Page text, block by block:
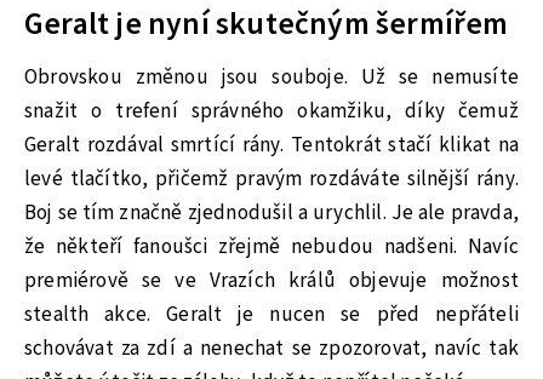
Geralt je nyní skutečným šermířem
Obrovskou změnou jsou souboje. Už se nemusíte
snažit o trefení správného okamžiku, díky čemuž
Geralt rozdával smrtící rány. Tentokrát stačí klikat na
levé tlačítko, přičemž pravým rozdáváte silnější rány.
Boj se tím značně zjednodušil a urychlil. Je ale pravda,
že někteří fanoušci zřejmě nebudou nadšeni. Navíc
premiérově se ve Vrazích králů objevuje možnost
stealth akce. Geralt je nucen se před nepřáteli
schovávat za zdí a nenechat se zpozorovat, navíc tak